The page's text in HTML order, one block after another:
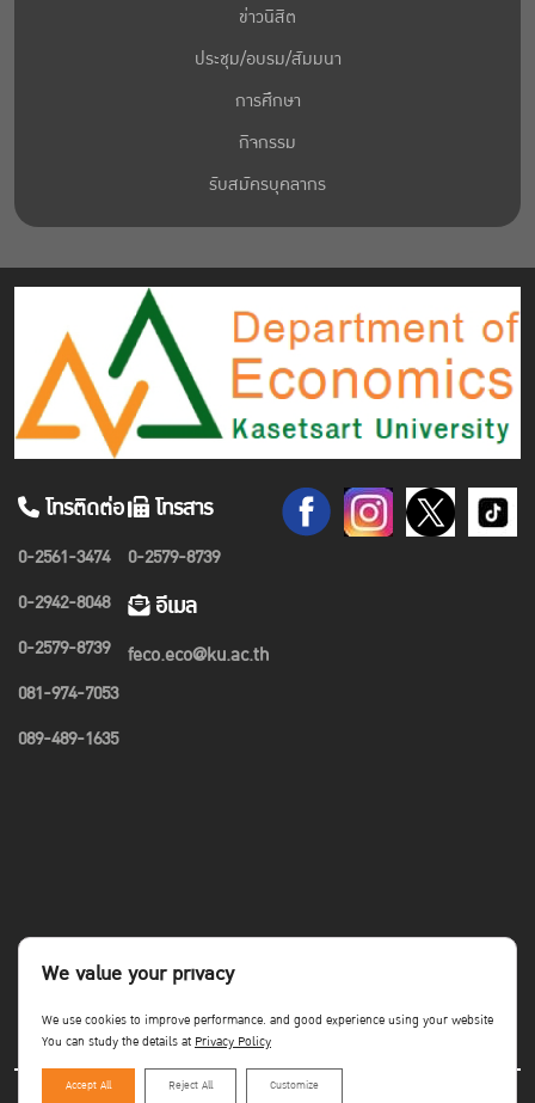
ข่าวนิสิต
ประชุม/อบรม/สัมมนา
การศึกษา
กิจกรรม
รับสมัครบุคลากร
โทรติดต่อ
0-2561-3474
0-2942-8048
0-2579-8739
081-974-7053
089-489-1635
โทรสาร
0-2579-8739
อีเมล
feco.eco@ku.ac.th
We value your privacy
We use cookies to improve performance. and good experience using your website
You can study the details atPrivacy Policy
Accept All Reject All Customize